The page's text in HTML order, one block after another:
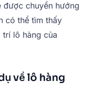
được chuyển hướng
có thể tìm thấy
lô hàng của
về lô hàng